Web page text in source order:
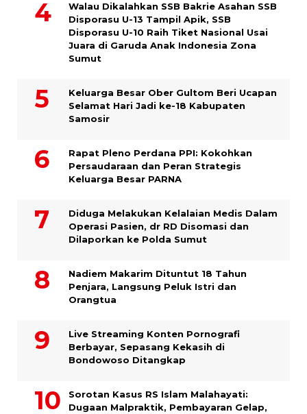
Walau Dikalahkan SSB Bakrie Asahan SSB
Disporasu U-13 Tampil Apik, SSB
Disporasu U-10 Raih Tiket Nasional Usai
Juara di Garuda Anak Indonesia Zona
Sumut
Keluarga Besar Ober Gultom Beri Ucapan
Selamat Hari Jadi ke-18 Kabupaten
Samosir
Rapat Pleno Perdana PPI: Kokohkan
Persaudaraan dan Peran Strategis
Keluarga Besar PARNA
Diduga Melakukan Kelalaian Medis Dalam
Operasi Pasien, dr RD Disomasi dan
Dilaporkan ke Polda Sumut
​Nadiem Makarim Dituntut 18 Tahun
Penjara, Langsung Peluk Istri dan
Orangtua
Live Streaming Konten Pornografi
Berbayar, Sepasang Kekasih di
Bondowoso Ditangkap
Sorotan Kasus RS Islam Malahayati:
Dugaan Malpraktik, Pembayaran Gelap,